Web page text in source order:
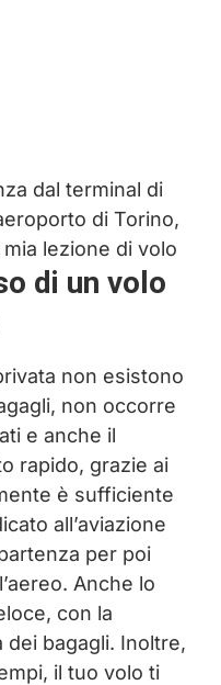
dal terminal di
di Torino,
lezione di volo
di un volo
non esistono
non occorre
e anche il
rapido, grazie ai
è sufficiente
all’aviazione
per poi
Anche lo
con la
dei bagagli. Inoltre,
il tuo volo ti